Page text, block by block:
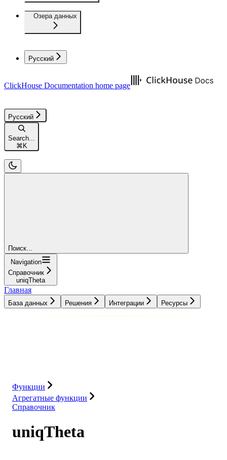
Озера данных
Русский
ClickHouse Documentation home page
Русский
Search...
⌘K
Поиск...
Navigation
Справочник
uniqTheta
Главная
База данных Решения Интеграции Ресурсы
Функции
Агрегатные функции
Справочник
uniqTheta